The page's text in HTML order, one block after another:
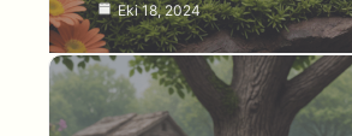
Eki 18, 2024